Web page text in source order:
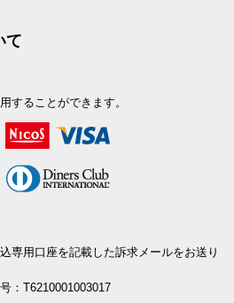
て
することができます。
専用口座を記載した訴求メールをお送り
：T6210001003017